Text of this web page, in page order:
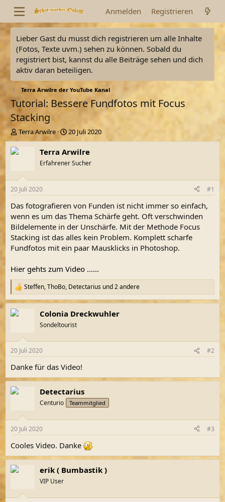
Anmelden Registrieren
Lieber Gast du musst dich registrieren um alle Inhalte
(Fotos, Texte uvm.) sehen zu können. Sobald du
registriert bist, kannst du alle Beiträge sehen und dich
aktiv daran beteiligen.
Terra Arwilre der YouTube Kanal
Tutorial: Bessere Fundfotos mit Focus
Stacking
E
r
s
l
e
r
Terra Arwilre
E
r
s
e
t
a
m
20 Juli 2020
Terra Arwilre
Erfahrener Sucher
20 Juli 2020 #1
Das fotografieren von Funden ist nicht immer so einfach,
wenn es um das Thema Schärfe geht. Oft verschwinden
Bildelemente in der Unschärfe. Mit der Methode Focus
Stacking ist das alles kein Problem. Komplett scharfe
Fundfotos mit ein paar Mausklicks in Photoshop.
Hier gehts zum Video ......
R
e
a
k
e
:
Steffen,ThoBo, Detectarius und 2 andere
Colonia Dreckwuhler
Sondeltourist
20 Juli 2020 #2
Danke für das Video!
Detectarius
Centurio Teammitglied
20 Juli 2020 #3
Cooles Video. Danke
erik ( Bumbastik )
VIP User